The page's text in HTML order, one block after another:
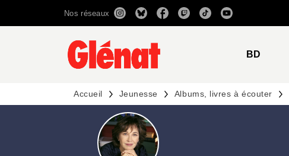
RECHERCHE CONTENU
Nos réseaux
BD
Accueil Jeunesse Albums, livres à écouter